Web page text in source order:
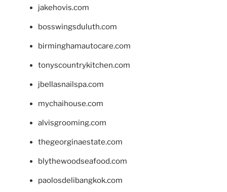
jakehovis.com
bosswingsduluth.com
birminghamautocare.com
tonyscountrykitchen.com
jbellasnailspa.com
mychaihouse.com
alvisgrooming.com
thegeorginaestate.com
blythewoodseafood.com
paolosdelibangkok.com